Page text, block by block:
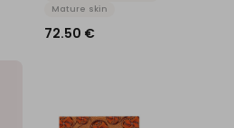
Mature skin
72.50 €